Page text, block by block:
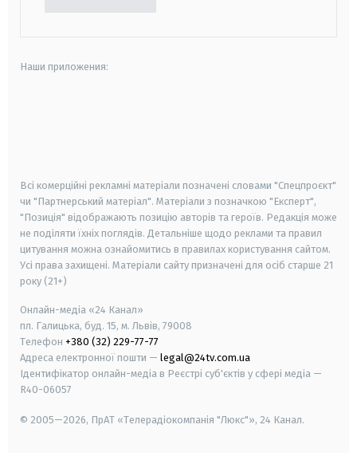
Наши приложения:
Всі комерційні рекламні матеріали позначені словами "Спецпроєкт"
чи "Партнерський матеріал". Матеріали з позначкою "Експерт",
"Позиція" відображають позицію авторів та героїв. Редакція може
не поділяти їхніх поглядів. Детальніше щодо реклами та правил
цитування можна ознайомитись в правилах користування сайтом.
Усі права захищені. Матеріали сайту призначені для осіб старше 21
року (21+)
Онлайн-медіа «24 Канал»
пл. Галицька, буд. 15, м. Львів, 79008
Телефон +380 (32) 229-77-77
Адреса електронної пошти — legal@24tv.com.ua
Ідентифікатор онлайн-медіа в Реєстрі суб'єктів у сфері медіа —
R40-06057
© 2005—2026, ПрАТ «Телерадіокомпанія "Люкс"», 24 Канал.